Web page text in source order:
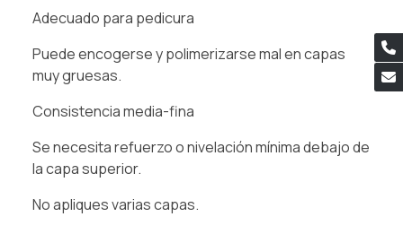
Adecuado para pedicura
Puede encogerse y polimerizarse mal en capas
muy gruesas.
Consistencia media-fina
Se necesita refuerzo o nivelación mínima debajo de
la capa superior.
No apliques varias capas.